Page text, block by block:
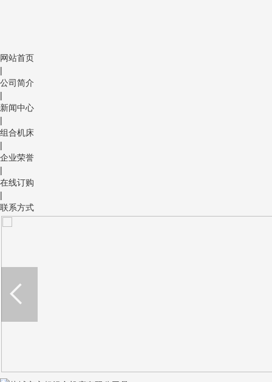
网站首页
|
公司简介
|
新闻中心
|
组合机床
|
企业荣誉
|
在线订购
|
联系方式